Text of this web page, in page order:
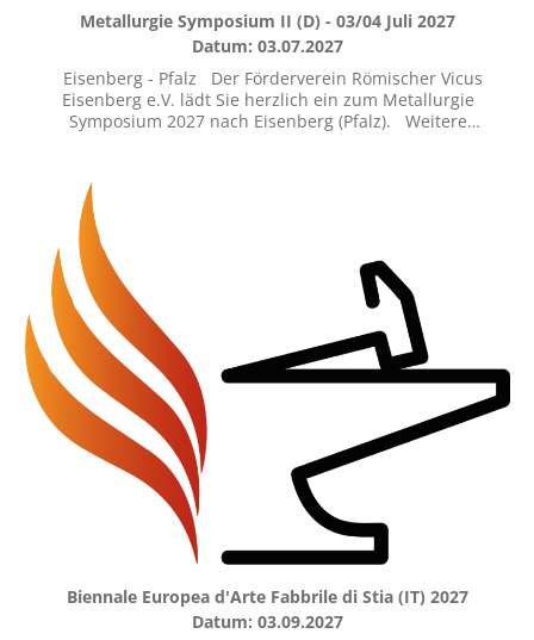
Metallurgie Symposium II (D) - 03/04 Juli 2027
Datum: 03.07.2027
Eisenberg - Pfalz Der Förderverein Römischer Vicus
Eisenberg e.V. lädt Sie herzlich ein zum Metallurgie
Symposium 2027 nach Eisenberg (Pfalz). Weitere
Biennale Europea d'Arte Fabbrile di Stia (IT) 2027
Datum: 03.09.2027